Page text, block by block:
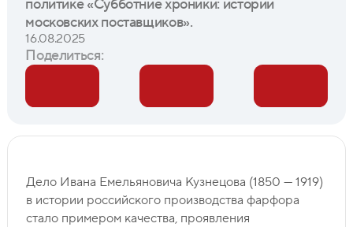
политике «Субботние хроники: истории
московских поставщиков».
16.08.2025
Поделиться:
Дело Ивана Емельяновича Кузнецова (1850 — 1919)
в истории российского производства фарфора
стало примером качества, проявления